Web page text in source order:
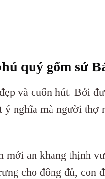
quý gốm sứ
và cuốn hút. Bởi
nghĩa mà người thợ
mới an khang thịnh
cho đông đủ, con